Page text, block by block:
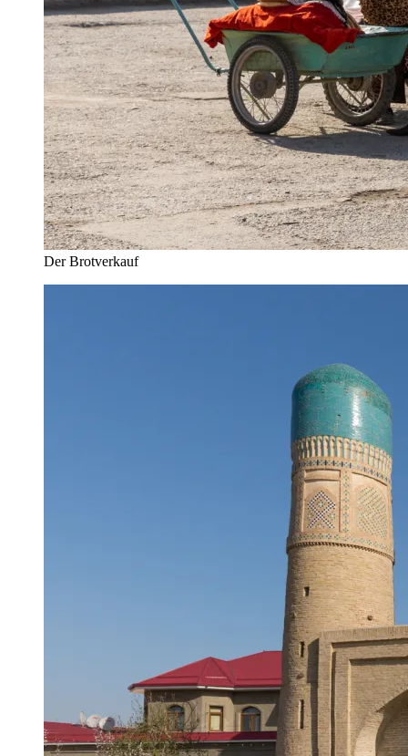
Der Brotverkauf